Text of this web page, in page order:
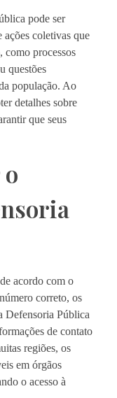
pode ser
coletivas que
como processos
questões
população. Ao
detalhes sobre
que seus
acordo com o
correto, os
Defensoria Pública
de contato
regiões, os
em órgãos
o acesso à